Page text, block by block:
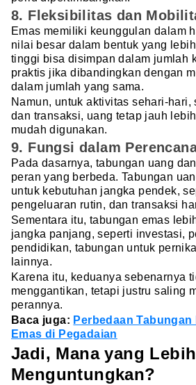
8. Fleksibilitas dan
Emas memiliki keunggulan dalam
nilai besar dalam bentuk yang
tinggi bisa disimpan dalam jumlah
praktis jika dibandingkan dengan
dalam jumlah yang sama.
Namun, untuk aktivitas sehari-hari,
dan transaksi, uang tetap jauh
mudah digunakan.
9. Fungsi dalam
Pada dasarnya, tabungan uang
peran yang berbeda. Tabungan
untuk kebutuhan jangka pendek,
pengeluaran rutin, dan transaksi
Sementara itu, tabungan emas
jangka panjang, seperti investasi,
pendidikan, tabungan untuk
lainnya.
Karena itu, keduanya sebenarnya
menggantikan, tetapi justru saling
perannya.
Baca juga: Perbedaan Tabungan
Emas di Pegadaian
Jadi, Mana yang Lebih
Menguntungkan?